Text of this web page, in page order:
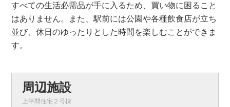
すべての生活必需品が手に入るため、買い物に困ること
はありません。また、駅前には公園や各種飲食店が立ち
並び、休日のゆったりとした時間を楽しむことができま
す。
周辺施設
上平間住宅２号棟